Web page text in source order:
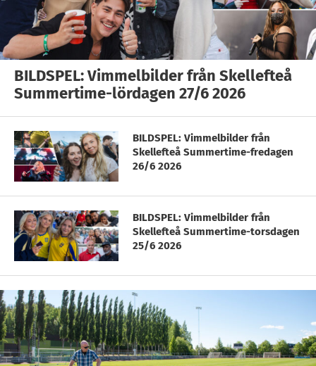
BILDSPEL: Vimmelbilder från Skellefteå
Summertime-lördagen 27/6 2026
BILDSPEL: Vimmelbilder från
Skellefteå Summertime-fredagen
26/6 2026
BILDSPEL: Vimmelbilder från
Skellefteå Summertime-torsdagen
25/6 2026